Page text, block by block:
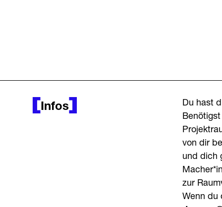
Infos
Du hast
von dir
und dich
zur
Wenn du